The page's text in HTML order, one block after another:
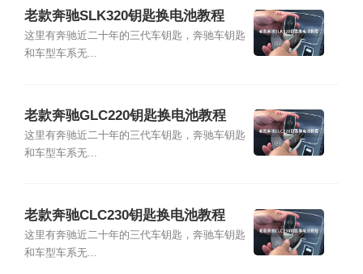
老款奔驰SLK320钥匙换电池教程
这里有奔驰近二十年的三代车钥匙，奔驰车钥匙
和车型车系无...
老款奔驰GLC220钥匙换电池教程
这里有奔驰近二十年的三代车钥匙，奔驰车钥匙
和车型车系无...
老款奔驰CLC230钥匙换电池教程
这里有奔驰近二十年的三代车钥匙，奔驰车钥匙
和车型车系无...